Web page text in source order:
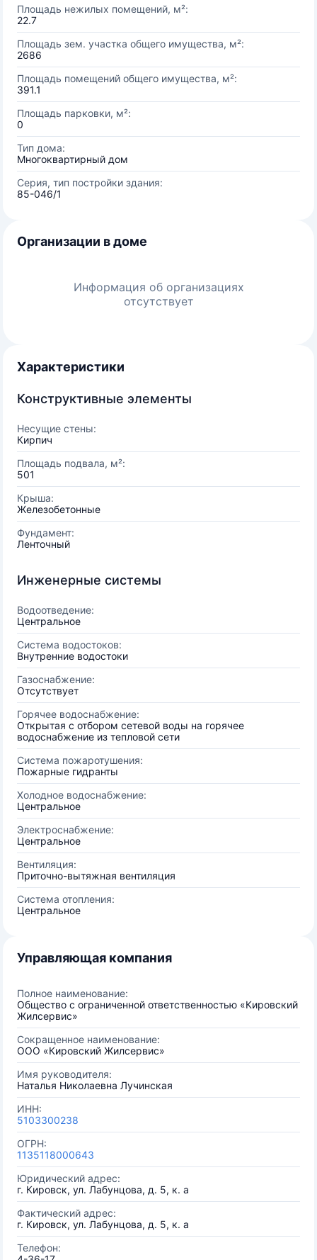
Площадь нежилых помещений, м²:
22.7
Площадь зем. участка общего имущества, м²:
2686
Площадь помещений общего имущества, м²:
391.1
Площадь парковки, м²:
0
Тип дома:
Многоквартирный дом
Серия, тип постройки здания:
85-046/1
Организации в доме
Информация об организациях
отсутствует
Характеристики
Конструктивные элементы
Несущие стены:
Кирпич
Площадь подвала, м²:
501
Крыша:
Железобетонные
Фундамент:
Ленточный
Инженерные системы
Водоотведение:
Центральное
Система водостоков:
Внутренние водостоки
Газоснабжение:
Отсутствует
Горячее водоснабжение:
Открытая с отбором сетевой воды на горячее
водоснабжение из тепловой сети
Система пожаротушения:
Пожарные гидранты
Холодное водоснабжение:
Центральное
Электроснабжение:
Центральное
Вентиляция:
Приточно-вытяжная вентиляция
Система отопления:
Центральное
Управляющая компания
Полное наименование:
Общество с ограниченной ответственностью «Кировский
Жилсервис»
Сокращенное наименование:
ООО «Кировский Жилсервис»
Имя руководителя:
Наталья Николаевна Лучинская
ИНН:
5103300238
ОГРН:
1135118000643
Юридический адрес:
г. Кировск, ул. Лабунцова, д. 5, к. а
Фактический адрес:
г. Кировск, ул. Лабунцова, д. 5, к. а
Телефон: